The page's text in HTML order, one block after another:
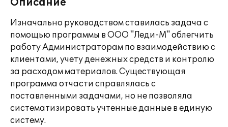
Описание
Изначально руководством ставилась задача с
помощью программы в ООО "Леди-М" облегчить
работу Администраторам по взаимодействию с
клиентами, учету денежных средств и контролю
за расходом материалов. Существующая
программа отчасти справлялась с
поставленными задачами, но не позволяла
систематизировать учтенные данные в единую
систему.